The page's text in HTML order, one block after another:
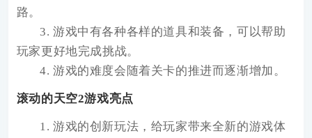
路。
3. 游戏中有各种各样的道具和装备，可以帮助
玩家更好地完成挑战。
4. 游戏的难度会随着关卡的推进而逐渐增加。
滚动的天空2游戏亮点
1. 游戏的创新玩法，给玩家带来全新的游戏体